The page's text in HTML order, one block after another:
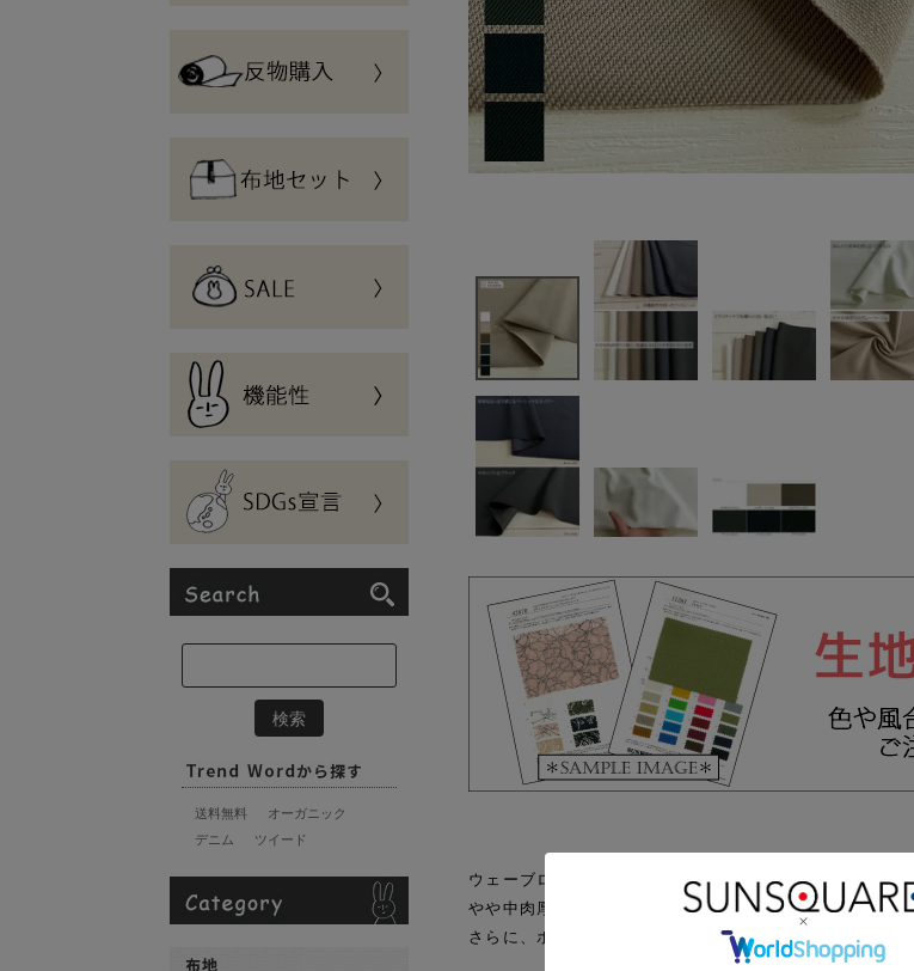
送料無料
オーガニック
デニム
ツイード
ウェーブロン(R)を使用した、吸汗性・速乾性・UVカッ
やや中肉厚寄りで軽く、ドライタッチで肌離れの良い風合
さらに、ポリウレタン混によるしなやかなストレッチ性